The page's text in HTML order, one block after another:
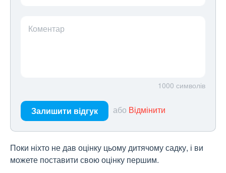
Коментар
1000 символів
Залишити відгук або Відмінити
Поки ніхто не дав оцінку цьому дитячому садку, і ви
можете поставити свою оцінку першим.